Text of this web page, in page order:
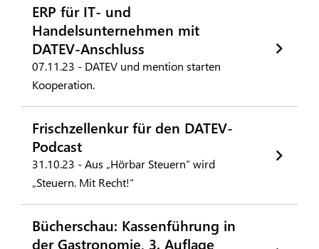
ERP für IT- und
Handelsunternehmen mit
DATEV-Anschluss
07.11.23 - DATEV und mention starten
Kooperation.
Frischzellenkur für den DATEV-
Podcast
31.10.23 - Aus „Hörbar Steuern“ wird
„Steuern. Mit Recht!“
Bücherschau: Kassenführung in
der Gastronomie, 3. Auflage